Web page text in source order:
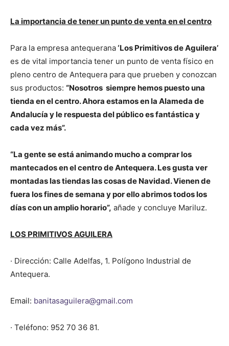
La importancia de tener un punto de venta en el centro
Para la empresa antequerana‘Los Primitivos de Aguilera’
es de vital importancia tener un punto de venta físico en
pleno centro de Antequera para que prueben y conozcan
sus productos: “Nosotros siempre hemos puesto una
tienda en el centro. Ahora estamos en la Alameda de
Andalucía y le respuesta del público es fantástica y
cada vez más”.
“La gente se está animando mucho a comprar los
mantecados en el centro de Antequera. Les gusta ver
montadas las tiendas las cosas de Navidad. Vienen de
fuera los fines de semana y por ello abrimos todos los
días con un amplio horario”, añade y concluye Mariluz.
LOS PRIMITIVOS AGUILERA
· Dirección: Calle Adelfas, 1. Polígono Industrial de
Antequera.
Email: banitasaguilera@gmail.com
· Teléfono: 952 70 36 81.